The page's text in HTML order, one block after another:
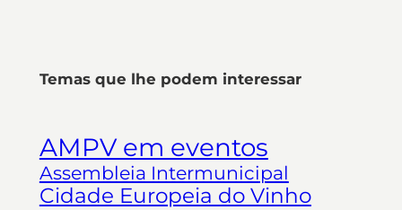
Temas que lhe podem interessar
AMPV em eventos
Assembleia Intermunicipal
Cidade Europeia do Vinho